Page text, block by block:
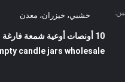
خشبي، خيزران، معدن
10 أونصات أوعية شمعة فارغة مع أغطية,12 أوقية أوعية شمعة فارغة بالجملة,14 أوقية أوعية شمعة زجاجية فارغة
candle jars wholesale